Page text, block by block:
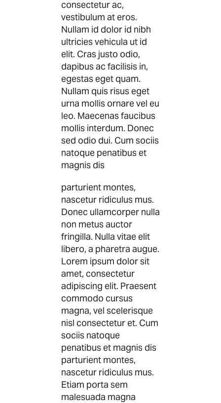
consectetur ac,
vestibulum at eros.
Nullam id dolor id nibh
ultricies vehicula ut id
elit. Cras justo odio,
dapibus ac facilisis in,
egestas eget quam.
Nullam quis risus eget
urna mollis ornare vel eu
leo. Maecenas faucibus
mollis interdum. Donec
sed odio dui. Cum sociis
natoque penatibus et
magnis dis
parturient montes,
nascetur ridiculus mus.
Donec ullamcorper nulla
non metus auctor
fringilla. Nulla vitae elit
libero, a pharetra augue.
Lorem ipsum dolor sit
amet, consectetur
adipiscing elit. Praesent
commodo cursus
magna, vel scelerisque
nisl consectetur et. Cum
sociis natoque
penatibus et magnis dis
parturient montes,
nascetur ridiculus mus.
Etiam porta sem
malesuada magna